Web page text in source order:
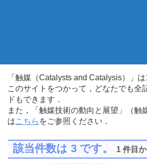
「触媒（Catalysts and Catalysis）」
このサイトをつかって，どなたでも
ドもできます．
また，「触媒技術の動向と展望」（
はこちら をご参照ください．
該当件数は 3 です。1 件目